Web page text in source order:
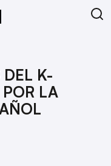
DEL K-
LA